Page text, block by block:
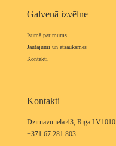
Galvenā izvēlne
Īsumā par mums
Jautājumi un atsauksmes
Kontakti
Kontakti
Dzirnavu iela 43, Rīga LV1010
+371 67 281 803